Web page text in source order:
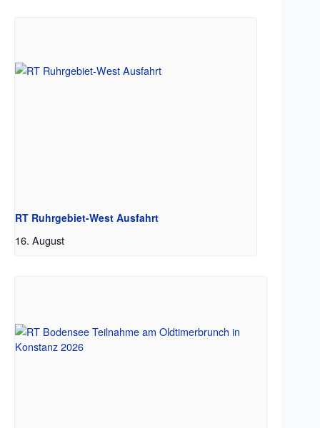
RT Ruhrgebiet-West Ausfahrt
16. August